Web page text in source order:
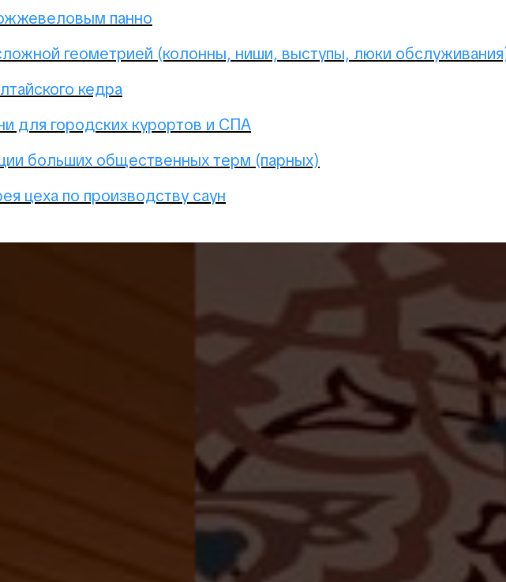
панно
геометрией (колонны, ниши, выступы, люки
кедра
для городских курортов и СПА
больших общественных терм (парных)
цеха по производству саун